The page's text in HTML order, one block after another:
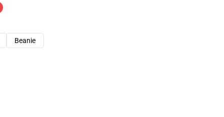
Beanie